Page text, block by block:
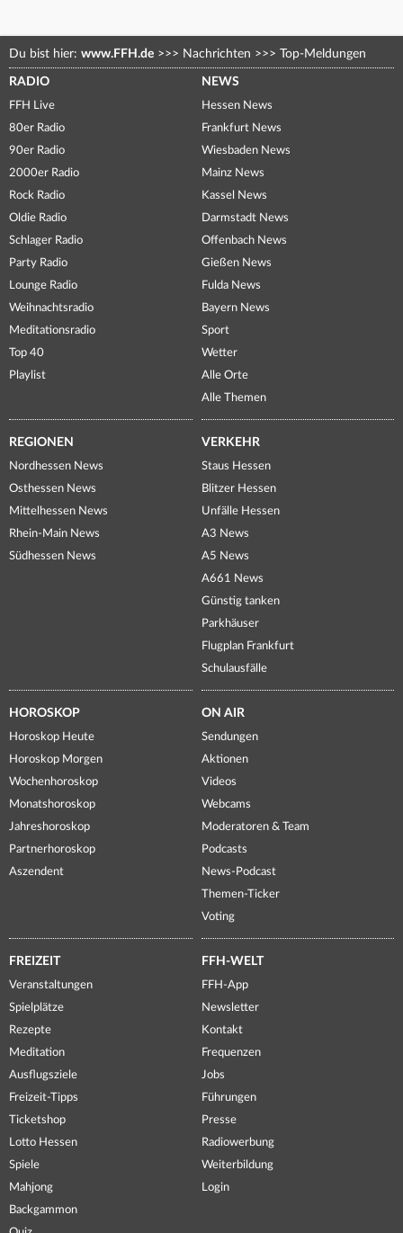
Du bist hier: www.FFH.de >>> Nachrichten >>> Top-Meldungen
RADIO
FFH Live
80er Radio
90er Radio
2000er Radio
Rock Radio
Oldie Radio
Schlager Radio
Party Radio
Lounge Radio
Weihnachtsradio
Meditationsradio
Top 40
Playlist
NEWS
Hessen News
Frankfurt News
Wiesbaden News
Mainz News
Kassel News
Darmstadt News
Offenbach News
Gießen News
Fulda News
Bayern News
Sport
Wetter
Alle Orte
Alle Themen
REGIONEN
Nordhessen News
Osthessen News
Mittelhessen News
Rhein-Main News
Südhessen News
VERKEHR
Staus Hessen
Blitzer Hessen
Unfälle Hessen
A3 News
A5 News
A661 News
Günstig tanken
Parkhäuser
Flugplan Frankfurt
Schulausfälle
HOROSKOP
Horoskop Heute
Horoskop Morgen
Wochenhoroskop
Monatshoroskop
Jahreshoroskop
Partnerhoroskop
Aszendent
ON AIR
Sendungen
Aktionen
Videos
Webcams
Moderatoren & Team
Podcasts
News-Podcast
Themen-Ticker
Voting
FREIZEIT
Veranstaltungen
Spielplätze
Rezepte
Meditation
Ausflugsziele
Freizeit-Tipps
Ticketshop
Lotto Hessen
Spiele
Mahjong
Backgammon
FFH-WELT
FFH-App
Newsletter
Kontakt
Frequenzen
Jobs
Führungen
Presse
Radiowerbung
Weiterbildung
Login